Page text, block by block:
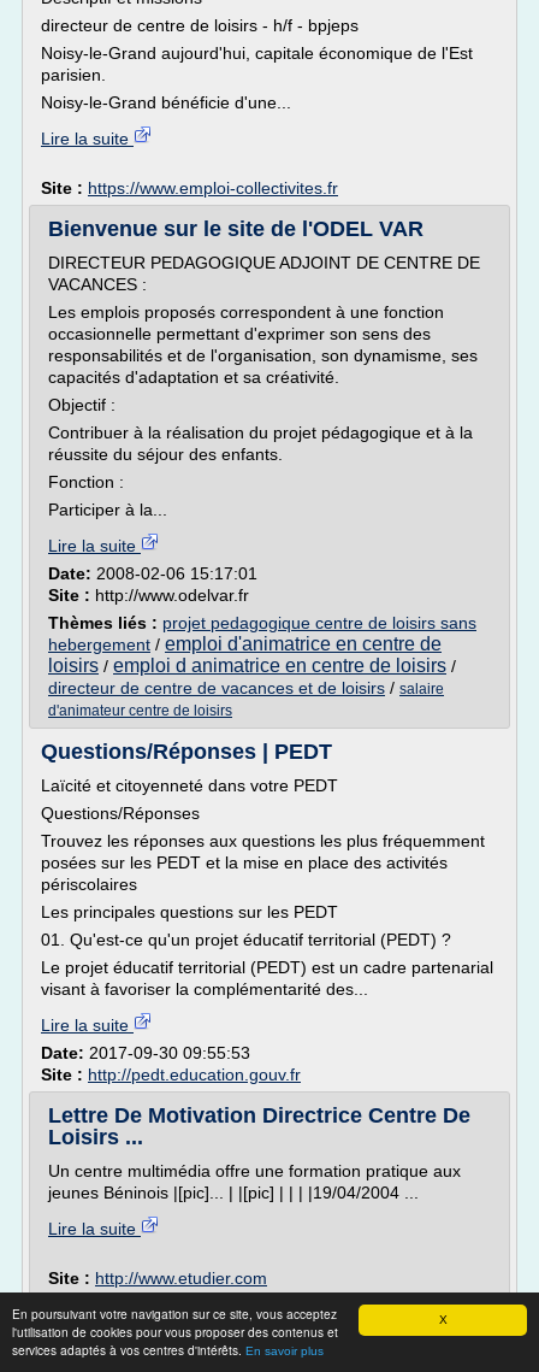
X
En poursuivant votre navigation sur ce site, vous acceptez
l'utilisation de cookies pour vous proposer des contenus et
services adaptés à vos centres d'intérêts. En savoir plus
directeur de centre de loisirs - h/f - bpjeps
Noisy-le-Grand aujourd'hui, capitale économique de l'Est
parisien.
Noisy-le-Grand bénéficie d'une...
Lire la suite
Site : https://www.emploi-collectivites.fr
Bienvenue sur le site de l'ODEL VAR
DIRECTEUR PEDAGOGIQUE ADJOINT DE CENTRE DE
VACANCES :
Les emplois proposés correspondent à une fonction
occasionnelle permettant d'exprimer son sens des
responsabilités et de l'organisation, son dynamisme, ses
capacités d'adaptation et sa créativité.
Objectif :
Contribuer à la réalisation du projet pédagogique et à la
réussite du séjour des enfants.
Fonction :
Participer à la...
Lire la suite
Date: 2008-02-06 15:17:01
Site : http://www.odelvar.fr
Thèmes liés : projet pedagogique centre de loisirs sans
hebergement / emploi d'animatrice en centre de
loisirs / emploi d animatrice en centre de loisirs /
directeur de centre de vacances et de loisirs / salaire
d'animateur centre de loisirs
Questions/Réponses | PEDT
Laïcité et citoyenneté dans votre PEDT
Questions/Réponses
Trouvez les réponses aux questions les plus fréquemment
posées sur les PEDT et la mise en place des activités
périscolaires
Les principales questions sur les PEDT
01. Qu'est-ce qu'un projet éducatif territorial (PEDT) ?
Le projet éducatif territorial (PEDT) est un cadre partenarial
visant à favoriser la complémentarité des...
Lire la suite
Date: 2017-09-30 09:55:53
Site : http://pedt.education.gouv.fr
Lettre De Motivation Directrice Centre De
Loisirs ...
Un centre multimédia offre une formation pratique aux
jeunes Béninois |[pic]... | |[pic] | | | |19/04/2004 ...
Lire la suite
Site : http://www.etudier.com
Recrute animateurs pour Accueils de
Loisirs